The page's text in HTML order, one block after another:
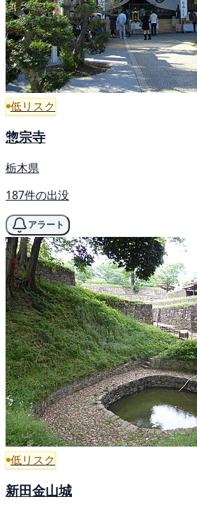
低リスク
惣宗寺
栃木県
187件の出没
アラート
低リスク
新田金山城